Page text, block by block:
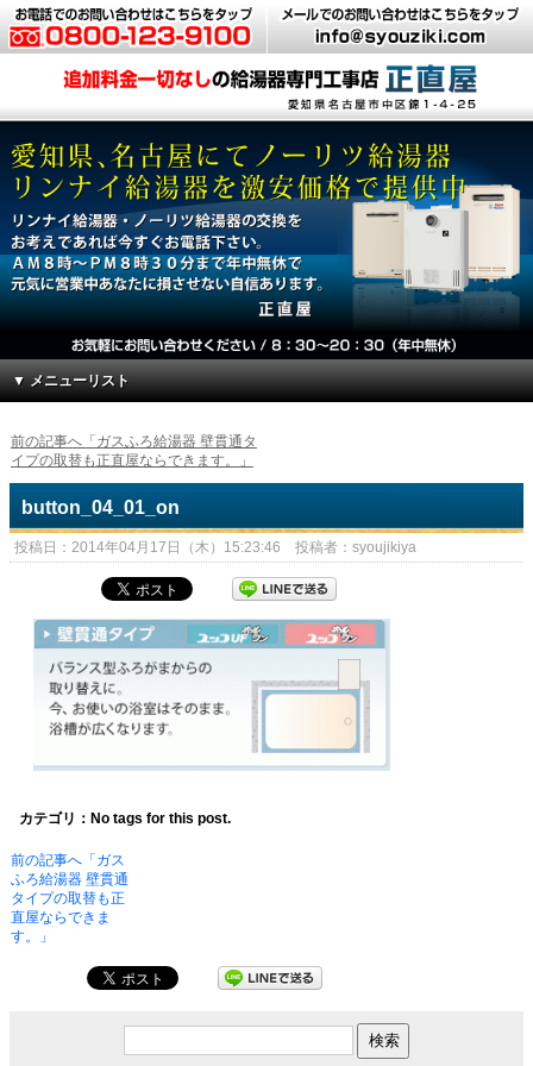
▼ メニューリスト
前の記事へ「ガスふろ給湯器 壁貫通タ
イプの取替も正直屋ならできます。」
button_04_01_on
投稿日：2014年04月17日（木）15:23:46 投稿者：syoujikiya
カテゴリ：No tags for this post.
前の記事へ「ガス
ふろ給湯器 壁貫通
タイプの取替も正
直屋ならできま
す。」